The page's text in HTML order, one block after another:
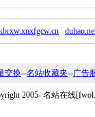
交换--名站收藏夹--广告
2005- 名站在线